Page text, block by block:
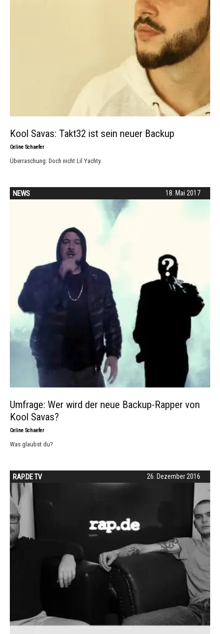
Kool Savas: Takt32 ist sein neuer Backup
Celine Schaefer -
Überraschung: Doch nicht Lil Yachty.
18. Mai 2017
NEWS
Umfrage: Wer wird der neue Backup-Rapper von
Kool Savas?
Celine Schaefer -
Was glaubst du?
26. Dezember 2016
RAP.DE TV